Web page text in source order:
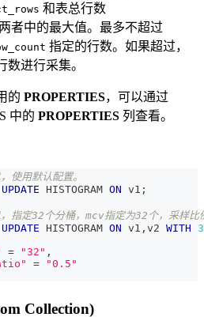
和表总行数
两者中的最大值。最多不超过
指定的行数。如果超过，
进行采集。
的 PROPERTIES，可以通过
中的 PROPERTIES 列查看。
使用默认配置。
UPDATE HISTOGRAM ON v1 ;
指定32个分桶，mcv指定为32个，采样比
UPDATE HISTOGRAM ON v1 , v2 WITH
= "32" ,
=
"0.5"
Collection)